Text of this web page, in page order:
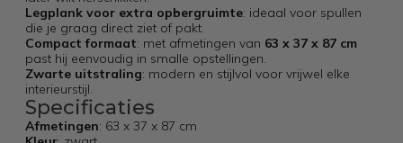
Legplank voor extra opbergruimte: ideaal voor spullen
die je graag direct ziet of pakt.
Compact formaat: met afmetingen van 63 x 37 x 87 cm
past hij eenvoudig in smalle opstellingen.
Zwarte uitstraling: modern en stijlvol voor vrijwel elke
interieurstijl.
Specificaties
Afmetingen: 63 x 37 x 87 cm